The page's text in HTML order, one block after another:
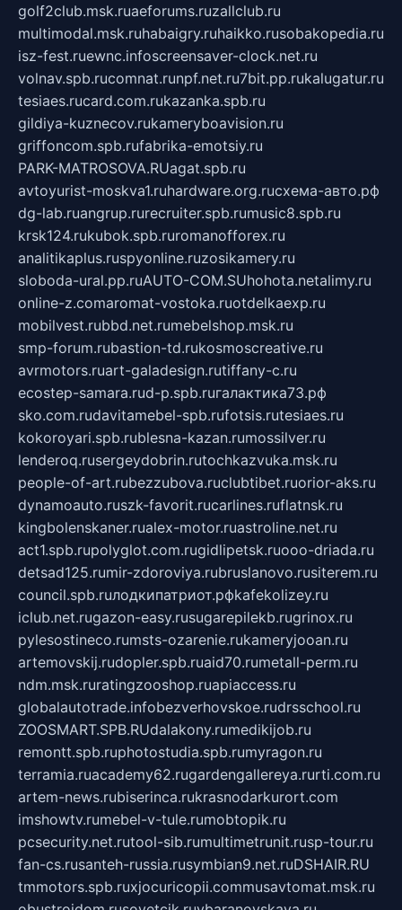
golf2club.msk.ruaeforums.ruzallclub.ru
multimodal.msk.ruhabaigry.ruhaikko.rusobakopedia.ru
isz-fest.ruewnc.infoscreensaver-clock.net.ru
volnav.spb.rucomnat.runpf.net.ru7bit.pp.rukalugatur.ru
tesiaes.rucard.com.rukazanka.spb.ru
gildiya-kuznecov.rukameryboavision.ru
griffoncom.spb.rufabrika-emotsiy.ru
PARK-MATROSOVA.RUagat.spb.ru
avtoyurist-moskva1.ruhardware.org.ruсхема-авто.рф
dg-lab.ruangrup.rurecruiter.spb.rumusic8.spb.ru
krsk124.rukubok.spb.ruromanofforex.ru
analitikaplus.ruspyonline.ruzosikamery.ru
sloboda-ural.pp.ruAUTO-COM.SUhohota.netalimy.ru
online-z.comaromat-vostoka.ruotdelkaexp.ru
mobilvest.rubbd.net.rumebelshop.msk.ru
smp-forum.rubastion-td.rukosmoscreative.ru
avrmotors.ruart-galadesign.rutiffany-c.ru
ecostep-samara.rud-p.spb.ruгалактика73.рф
sko.com.rudavitamebel-spb.rufotsis.rutesiaes.ru
kokoroyari.spb.rublesna-kazan.rumossilver.ru
lenderoq.rusergeydobrin.rutochkazvuka.msk.ru
people-of-art.rubezzubova.ruclubtibet.ruorior-aks.ru
dynamoauto.ruszk-favorit.rucarlines.ruflatnsk.ru
kingbolenskaner.rualex-motor.ruastroline.net.ru
act1.spb.rupolyglot.com.rugidlipetsk.ruooo-driada.ru
detsad125.rumir-zdoroviya.rubruslanovo.rusiterem.ru
council.spb.ruлодкипатриот.рфkafekolizey.ru
iclub.net.rugazon-easy.rusugarepilekb.rugrinox.ru
pylesostineco.rumsts-ozarenie.rukameryjooan.ru
artemovskij.rudopler.spb.ruaid70.rumetall-perm.ru
ndm.msk.ruratingzooshop.ruapiaccess.ru
globalautotrade.infobezverhovskoe.rudrsschool.ru
ZOOSMART.SPB.RUdalakony.rumedikijob.ru
remontt.spb.ruphotostudia.spb.rumyragon.ru
terramia.ruacademy62.rugardengallereya.rurti.com.ru
artem-news.rubiserinca.rukrasnodarkurort.com
imshowtv.rumebel-v-tule.rumobtopik.ru
pcsecurity.net.rutool-sib.rumultimetrunit.rusp-tour.ru
fan-cs.rusanteh-russia.rusymbian9.net.ruDSHAIR.RU
tmmotors.spb.ruxjocuricopii.commusavtomat.msk.ru